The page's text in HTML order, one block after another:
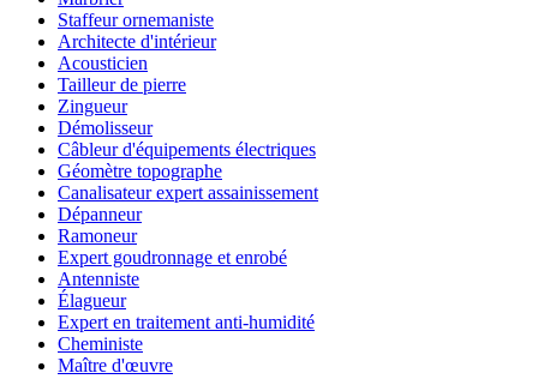
Staffeur ornemaniste
Architecte d'intérieur
Acousticien
Tailleur de pierre
Zingueur
Démolisseur
Câbleur d'équipements électriques
Géomètre topographe
Canalisateur expert assainissement
Dépanneur
Ramoneur
Expert goudronnage et enrobé
Antenniste
Élagueur
Expert en traitement anti-humidité
Cheministe
Maître d'œuvre